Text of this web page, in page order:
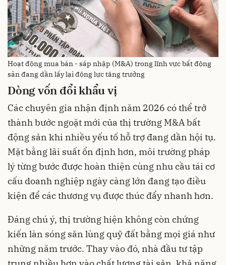
Hoạt động mua bán - sáp nhập (M&A) trong lĩnh vực bất động
sản đang dần lấy lại động lực tăng trưởng
Dòng vốn đổi khẩu vị
Các chuyên gia nhận định năm 2026 có thể trở
thành bước ngoặt mới của thị trường M&A bất
động sản khi nhiều yếu tố hỗ trợ đang dần hội tụ.
Mặt bằng lãi suất ổn định hơn, môi trường pháp
lý từng bước được hoàn thiện cùng nhu cầu tái cơ
cấu doanh nghiệp ngày càng lớn đang tạo điều
kiện để các thương vụ được thúc đẩy nhanh hơn.
Đáng chú ý, thị trường hiện không còn chứng
kiến làn sóng săn lùng quỹ đất bằng mọi giá như
những năm trước. Thay vào đó, nhà đầu tư tập